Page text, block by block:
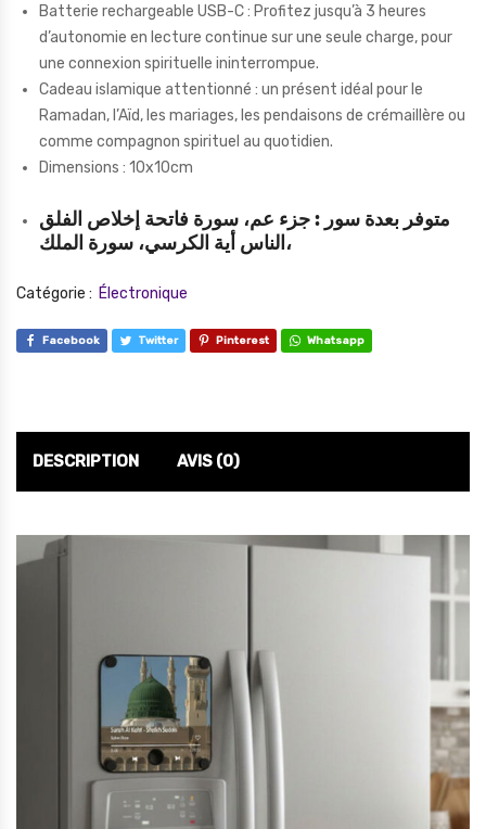
Batterie rechargeable USB-C : Profitez jusqu’à 3 heures
d’autonomie en lecture continue sur une seule charge, pour
une connexion spirituelle ininterrompue.
Cadeau islamique attentionné : un présent idéal pour le
Ramadan, l’Aïd, les mariages, les pendaisons de crémaillère ou
comme compagnon spirituel au quotidien.
Dimensions : 10x10cm
متوفر بعدة سور : جزء عم، سورة فاتحة إخلاص الفلق
الناس أية الكرسي، سورة الملك،
Catégorie : Électronique
Facebook Twitter Pinterest Whatsapp
DESCRIPTION AVIS (0)